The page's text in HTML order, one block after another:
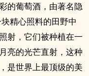
的葡萄酒，由著名隐
精心照料的田野中
射，它们被种植在一
亮的光芒直射，这种
是世界上最顶级的美